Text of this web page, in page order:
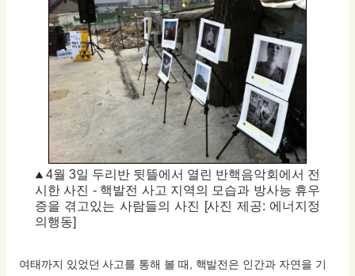
4월 3일 두리반 뒷뜰에서 열린 반핵음악회에서 전
시한 사진 - 핵발전 사고 지역의 모습과 방사능 휴우
증을 겪고있는 사람들의 사진 [사진 제공: 에너지정
의행동]
여태까지 있었던 사고를 통해 볼 때, 핵발전은 인간과 자연을 기